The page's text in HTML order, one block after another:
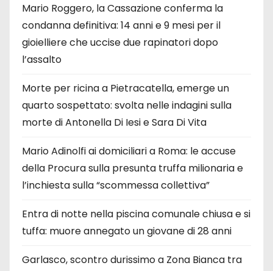
Mario Roggero, la Cassazione conferma la
condanna definitiva: 14 anni e 9 mesi per il
gioielliere che uccise due rapinatori dopo
l’assalto
Morte per ricina a Pietracatella, emerge un
quarto sospettato: svolta nelle indagini sulla
morte di Antonella Di Iesi e Sara Di Vita
Mario Adinolfi ai domiciliari a Roma: le accuse
della Procura sulla presunta truffa milionaria e
l’inchiesta sulla “scommessa collettiva”
Entra di notte nella piscina comunale chiusa e si
tuffa: muore annegato un giovane di 28 anni
Garlasco, scontro durissimo a Zona Bianca tra